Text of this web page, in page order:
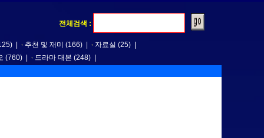
전체검색 :
추천 및 재미 (166) 자료실 (25)
(760) 드라마 대본 (248)